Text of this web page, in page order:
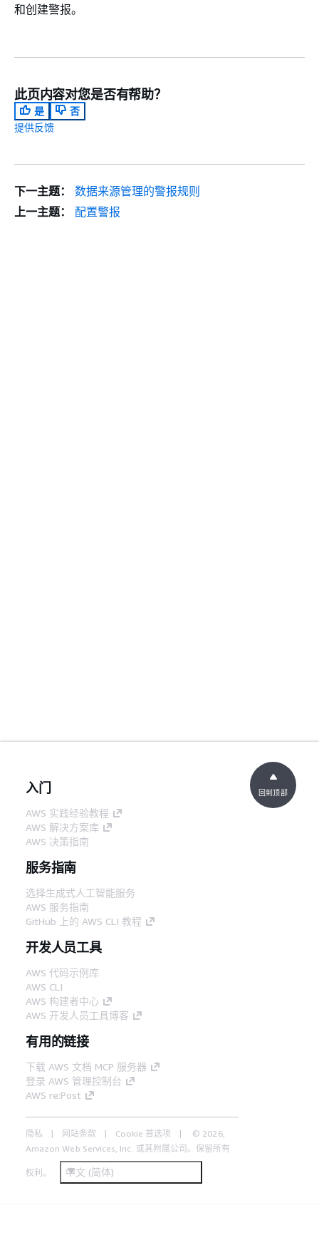
和创建警报。
此页内容对您是否有帮助？
是
否
提供反馈
下一主题：
数据来源管理的警报规则
上一主题：
配置警报
入门
AWS 实践经验教程
AWS 解决方案库
AWS 决策指南
服务指南
选择生成式人工智能服务
AWS 服务指南
GitHub 上的 AWS CLI 教程
开发人员工具
AWS 代码示例库
AWS CLI
AWS 构建者中心
AWS 开发人员工具博客
有用的链接
下载 AWS 文档 MCP 服务器
登录 AWS 管理控制台
AWS re:Post
隐私 网站条款 Cookie 首选项
© 2026,
Amazon Web Services, Inc. 或其附属公司。保留所有
权利。 中文 (简体)
回到顶部